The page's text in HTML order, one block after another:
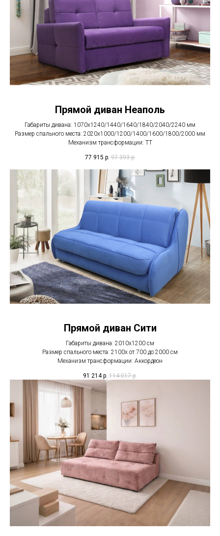
Прямой диван Неаполь
Габариты дивана: 1070х1240/1440/1640/1840/2040/2240 мм
Размер спального места: 2020х1000/1200/1400/1600/1800/2000 мм
Механизм трансформации: ТТ
77 915 р. 97 393 р.
Прямой диван Сити
Габариты дивана: 2010х1200 см
Размер спального места: 2100х от 700 до 2000 см
Механизм трансформации: Аккордеон
91 214 р. 114 017 р.